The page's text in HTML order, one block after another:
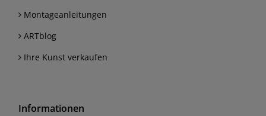
Montageanleitungen
ARTblog
Ihre Kunst verkaufen
Informationen